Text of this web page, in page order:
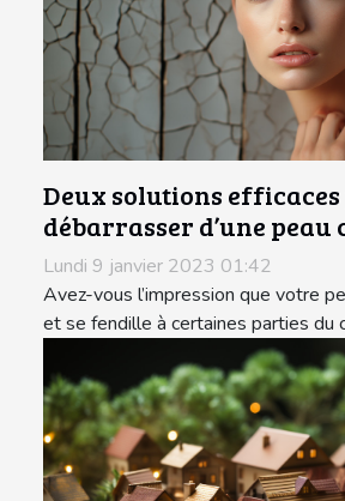
Deux solutions efficaces
débarrasser d’une peau
Lundi 9 janvier 2023 01:42
Avez-vous l’impression que votre
et se fendille à certaines parties du